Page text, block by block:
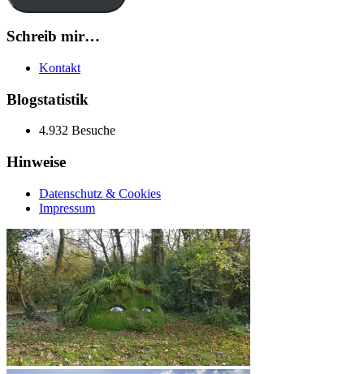
Schreib mir…
Kontakt
Blogstatistik
4.932 Besuche
Hinweise
Datenschutz & Cookies
Impressum